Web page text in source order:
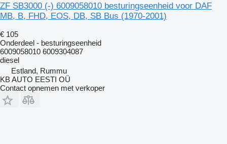
ZF SB3000 (-) 6009058010 besturingseenheid voor DAF
MB, B, FHD, EOS, DB, SB Bus (1970-2001)
€ 105
Onderdeel - besturingseenheid
6009058010 6009304087
diesel
Estland, Rummu
KB AUTO EESTI OÜ
Contact opnemen met verkoper